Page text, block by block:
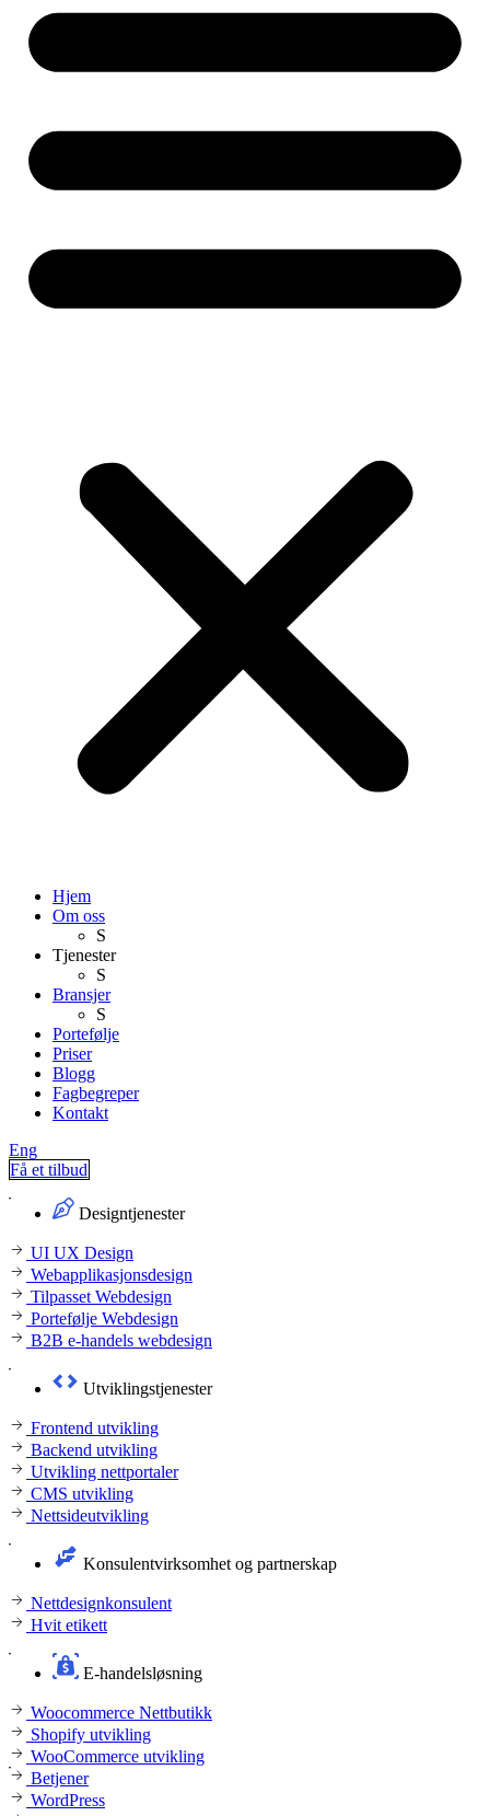
Hjem
Om oss
S
Tjenester
S
Bransjer
S
Portefølje
Priser
Blogg
Fagbegreper
Kontakt
Eng
Få et tilbud
Designtjenester
UI UX Design
Webapplikasjonsdesign
Tilpasset Webdesign
Portefølje Webdesign
B2B e-handels webdesign
Utviklingstjenester
Frontend utvikling
Backend utvikling
Utvikling nettportaler
CMS utvikling
Nettsideutvikling
Konsulentvirksomhet og partnerskap
Nettdesignkonsulent
Hvit etikett
E-handelsløsning
Woocommerce Nettbutikk
Shopify utvikling
WooCommerce utvikling
Betjener
WordPress